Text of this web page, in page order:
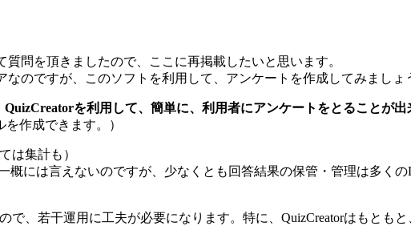
問を頂きましたので、ここに再掲載したいと思います。
のですが、このソフトを利用して、アンケートを作成してみましょ
を利用して、簡単に、利用者にアンケートをとることが出
作成できます。）
は集計も）
には言えないのですが、少なくとも回答結果の保管・管理は多くの
で、若干運用に工夫が必要になります。特に、QuizCreatorはもとも